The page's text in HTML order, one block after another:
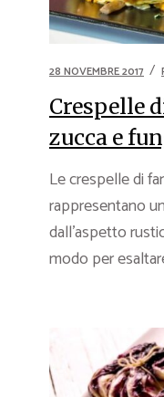
28 NOVEMBRE 2017
Crespelle
zucca e
Le crespelle di
rappresentano
dall’aspetto
modo per